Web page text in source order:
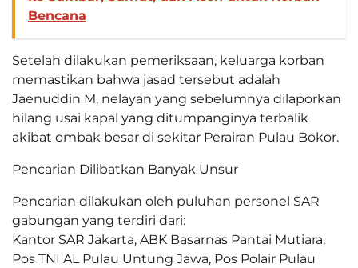
Bencana
Setelah dilakukan pemeriksaan, keluarga korban
memastikan bahwa jasad tersebut adalah
Jaenuddin M, nelayan yang sebelumnya dilaporkan
hilang usai kapal yang ditumpanginya terbalik
akibat ombak besar di sekitar Perairan Pulau Bokor.
Pencarian Dilibatkan Banyak Unsur
Pencarian dilakukan oleh puluhan personel SAR
gabungan yang terdiri dari:
Kantor SAR Jakarta, ABK Basarnas Pantai Mutiara,
Pos TNI AL Pulau Untung Jawa, Pos Polair Pulau